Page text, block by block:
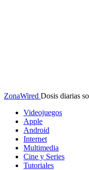
ZonaWired Dosis diarias
Videojuegos
Apple
Android
Internet
Multimedia
Cine y Series
Tutoriales